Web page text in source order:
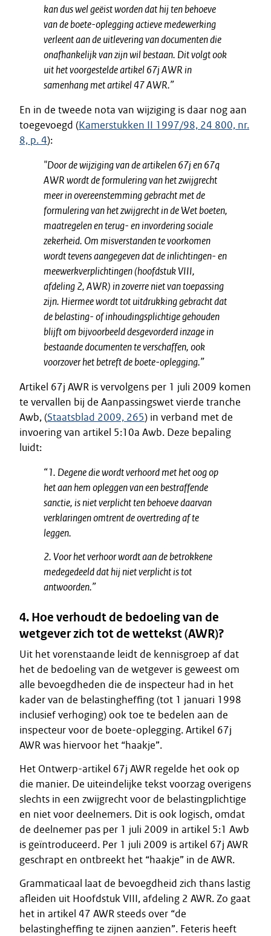
kan dus wel geëist worden dat hij ten behoeve
van de boete-oplegging actieve medewerking
verleent aan de uitlevering van documenten die
onafhankelijk van zijn wil bestaan. Dit volgt ook
uit het voorgestelde artikel 67j AWR in
samenhang met artikel 47 AWR.”
En in de tweede nota van wijziging is daar nog aan
toegevoegd (Kamerstukken II 1997/98, 24 800, nr.
8, p. 4):
"Door de wijziging van de artikelen 67j en 67q
AWR wordt de formulering van het zwijgrecht
meer in overeenstemming gebracht met de
formulering van het zwijgrecht in de Wet boeten,
maatregelen en terug- en invordering sociale
zekerheid. Om misverstanden te voorkomen
wordt tevens aangegeven dat de inlichtingen- en
meewerkverplichtingen (hoofdstuk VIII,
afdeling 2, AWR) in zoverre niet van toepassing
zijn. Hiermee wordt tot uitdrukking gebracht dat
de belasting- of inhoudingsplichtige gehouden
blijft om bijvoorbeeld desgevorderd inzage in
bestaande documenten te verschaffen, ook
voorzover het betreft de boete-oplegging.”
Artikel 67j AWR is vervolgens per 1 juli 2009 komen
te vervallen bij de Aanpassingswet vierde tranche
Awb, (Staatsblad 2009, 265) in verband met de
invoering van artikel 5:10a Awb. Deze bepaling
luidt:
“1. Degene die wordt verhoord met het oog op
het aan hem opleggen van een bestraffende
sanctie, is niet verplicht ten behoeve daarvan
verklaringen omtrent de overtreding af te
leggen.
2. Voor het verhoor wordt aan de betrokkene
medegedeeld dat hij niet verplicht is tot
antwoorden.”
4. Hoe verhoudt de bedoeling van de
wetgever zich tot de wettekst (AWR)?
Uit het vorenstaande leidt de kennisgroep af dat
het de bedoeling van de wetgever is geweest om
alle bevoegdheden die de inspecteur had in het
kader van de belastingheffing (tot 1 januari 1998
inclusief verhoging) ook toe te bedelen aan de
inspecteur voor de boete-oplegging. Artikel 67j
AWR was hiervoor het “haakje”.
Het Ontwerp-artikel 67j AWR regelde het ook op
die manier. De uiteindelijke tekst voorzag overigens
slechts in een zwijgrecht voor de belastingplichtige
en niet voor deelnemers. Dit is ook logisch, omdat
de deelnemer pas per 1 juli 2009 in artikel 5:1 Awb
is geïntroduceerd. Per 1 juli 2009 is artikel 67j AWR
geschrapt en ontbreekt het “haakje” in de AWR.
Grammaticaal laat de bevoegdheid zich thans lastig
afleiden uit Hoofdstuk VIII, afdeling 2 AWR. Zo gaat
het in artikel 47 AWR steeds over “de
belastingheffing te zijnen aanzien”. Feteris heeft